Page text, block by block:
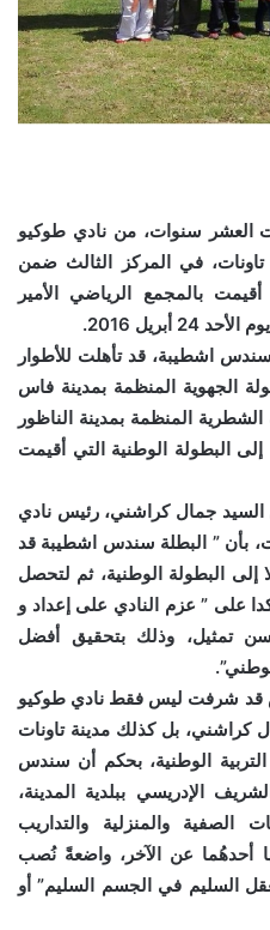
سنوات، من نادي طوكيو
في المركز الثالث ضمن
بالمجمع الرياضي الأمير
2016.
اشطيبة، قد تأهلت للأطوار
الجهوية المنظمة بمدينة فاس
والبطولة الشطرية المنظمة بمدينة الناظور
بعد ذلك إلى البطولة الوطنية التي أقيمت
السيد جمال كراشني، رئيس نادي
بأن ” البطلة سندس اشطيبة قد
إلى البطولة الوطنية، ثم لتحصل
على ” عزم النادي على إعداد و
تمثيل، وذلك بتحقيق أفضل
قد شرفت ليس فقط نادي طوكيو
بل كذلك مدينة تاونات
التربية الوطنية، بحكم أن سندس
الإدريسي ببلدية المدينة،
الصفية والمنزلية والتداريب
أحدهُما عن الآخر، واضعةً نُصب
السليم في الجسم السليم” أو